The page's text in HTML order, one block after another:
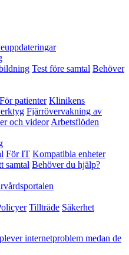
Test före samtal Behöver
För patienter Klinikens
Fjärrövervakning av
och videor Arbetsflöden
För IT Kompatibla enheter
samtal Behöver du hjälp?
Tillträde Säkerhet
internetproblem medan de